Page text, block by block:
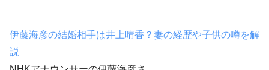
伊藤海彦の結婚相手は井上晴香？妻の経歴や子供の噂を解
説